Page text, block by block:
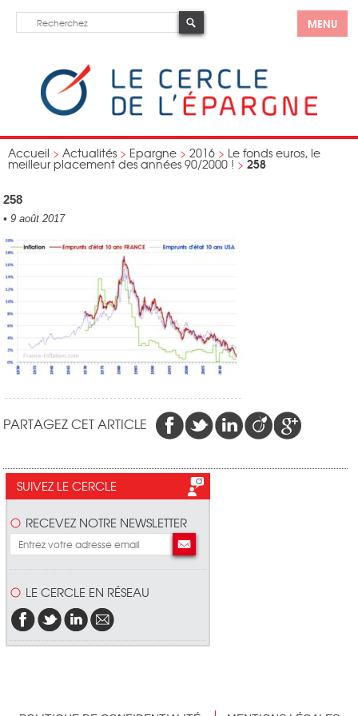
MENU
Accueil > Actualités > Epargne > 2016 > Le fonds euros, le
meilleur placement des années 90/2000 ! > 258
258
• 9 août 2017
PARTAGEZ CET ARTICLE
SUIVEZ LE CERCLE
RECEVEZ NOTRE NEWSLETTER
LE CERCLE EN RÉSEAU